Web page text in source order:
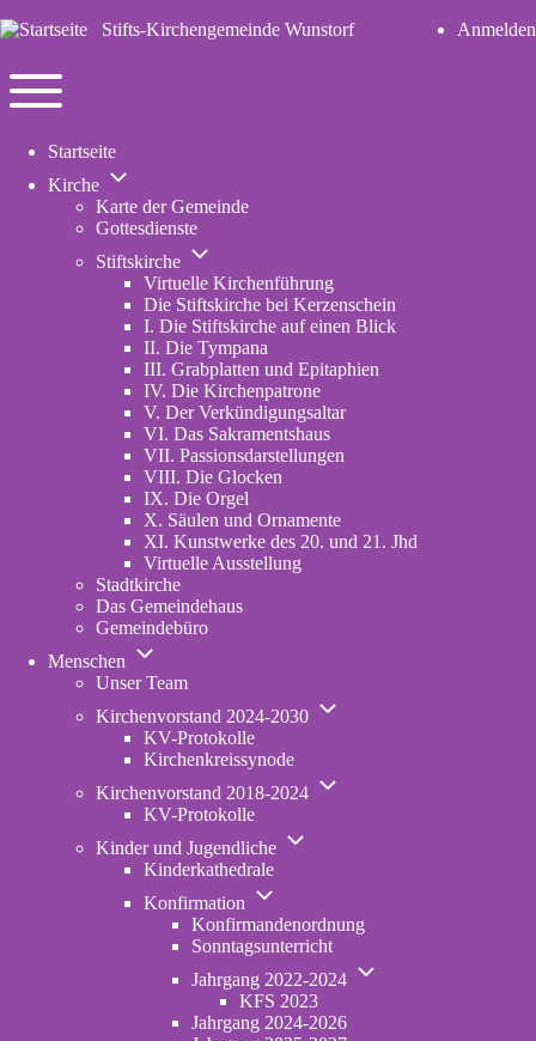
UserAnmelden
Stifts-Kirchengemeinde Wunstorf
Navigation
main
Startseite
Kirche
Unternavigation
Kirche
Karte der Gemeinde
Gottesdienste
Stiftskirche
Unternavigation
Stiftskirche
Virtuelle Kirchenführung
Die Stiftskirche bei Kerzenschein
I. Die Stiftskirche auf einen Blick
II. Die Tympana
III. Grabplatten und Epitaphien
IV. Die Kirchenpatrone
V. Der Verkündigungsaltar
VI. Das Sakramentshaus
VII. Passionsdarstellungen
VIII. Die Glocken
IX. Die Orgel
X. Säulen und Ornamente
XI. Kunstwerke des 20. und 21. Jhd
Virtuelle Ausstellung
Stadtkirche
Das Gemeindehaus
Gemeindebüro
Menschen
Unternavigation
Menschen
Unser Team
Kirchenvorstand 2024-2030
Unternavigation
2030
KV-Protokolle
Kirchenkreissynode
Kirchenvorstand 2018-2024
Unternavigation
KV-Protokolle
Kinder und Jugendliche
Unternavigation
Jugendliche
Kinderkathedrale
Konfirmation
Unternavigation
Konfirmation
Konfirmandenordnung
Sonntagsunterricht
Jahrgang 2022-2024
Unternavigation
KFS 2023
Jahrgang 2024-2026